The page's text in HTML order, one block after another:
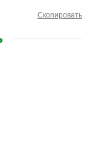
Скопировать